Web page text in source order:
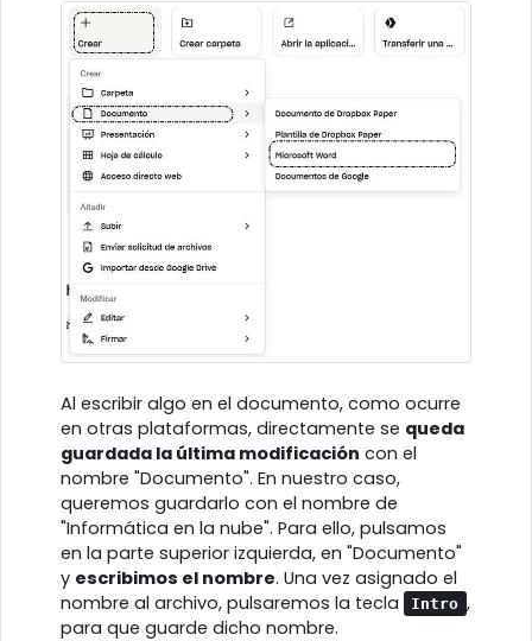
Al escribir algo en el documento, como ocurre
en otras plataformas, directamente se queda
guardada la última modificación con el
nombre "Documento". En nuestro caso,
queremos guardarlo con el nombre de
"Informática en la nube". Para ello, pulsamos
en la parte superior izquierda, en "Documento"
y escribimos el nombre. Una vez asignado el
nombre al archivo, pulsaremos la tecla
Intro ,
para que guarde dicho nombre.